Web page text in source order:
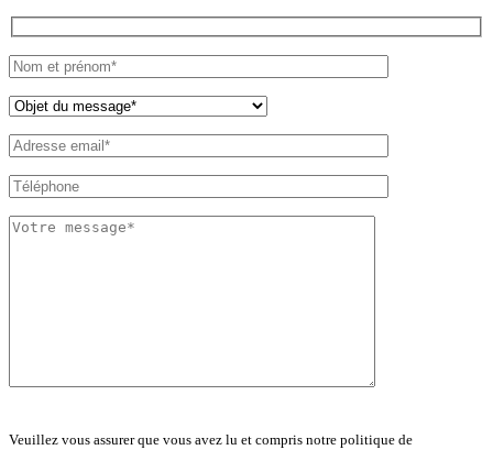
Veuillez vous assurer que vous avez lu et compris notre politique de